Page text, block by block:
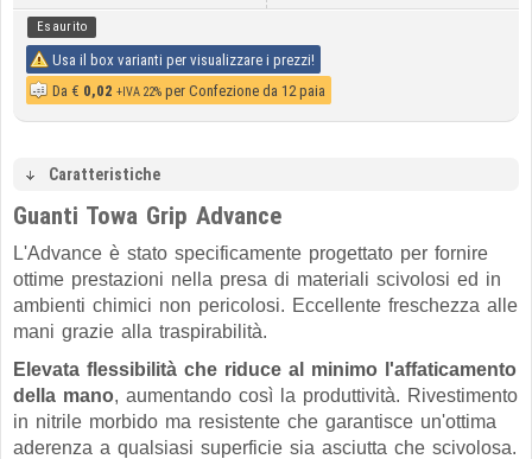
Esaurito
Usa il box varianti per visualizzare i prezzi!
Da € 0,02 +IVA 22% per Confezione da 12 paia
Caratteristiche
Guanti Towa Grip Advance
L'Advance è stato specificamente progettato per fornire
ottime prestazioni nella presa di materiali scivolosi ed in
ambienti chimici non pericolosi. Eccellente freschezza alle
mani grazie alla traspirabilità.
Elevata flessibilità che riduce al minimo l'affaticamento
della mano, aumentando così la produttività. Rivestimento
in nitrile morbido ma resistente che garantisce un'ottima
aderenza a qualsiasi superficie sia asciutta che scivolosa.